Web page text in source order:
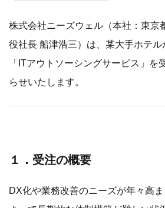
株式会社ニーズウェル（本社：東京
役社長 船津浩三）は、某大手ホテ
「ITアウトソーシングサービス」を
らせいたします。
１．受注の概要
DX化や業務改善のニーズが年々高